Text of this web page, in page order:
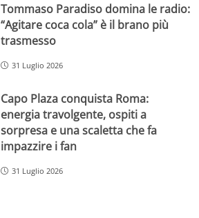
Tommaso Paradiso domina le radio:
“Agitare coca cola” è il brano più
trasmesso
31 Luglio 2026
Capo Plaza conquista Roma:
energia travolgente, ospiti a
sorpresa e una scaletta che fa
impazzire i fan
31 Luglio 2026